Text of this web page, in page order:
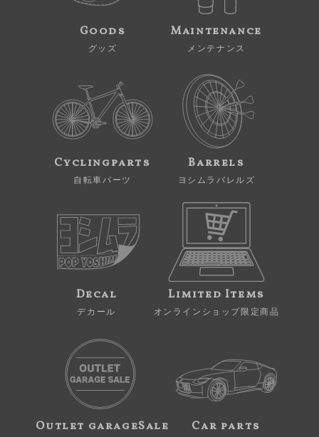
Goods
グッズ
Maintenance
メンテナンス
Cyclingparts
自転車パーツ
Barrels
ヨシムラバレルズ
Decal
デカール
Limited Items
オンラインショップ限定商品
Outlet garageSale Car parts